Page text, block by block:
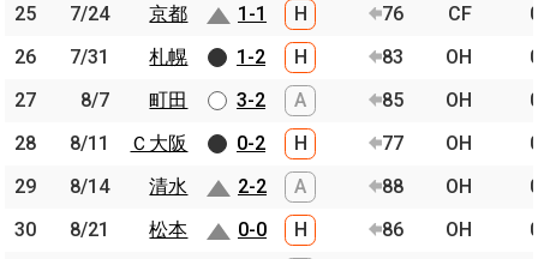
25
7/24 京都 1-1 H 76 CF
26
7/31 札幌 1-2 H 83 OH
27
8/7 町田 3-2 A 85 OH
28
8/11 Ｃ大阪 0-2 H 77 OH
29
8/14 清水 2-2 A 88 OH
30
8/21 松本 0-0 H 86 OH
25
7/24
京都
26
7/31
札幌
27
8/7
町田
28
8/11
Ｃ大阪
29
8/14
清水
30
8/21
松本